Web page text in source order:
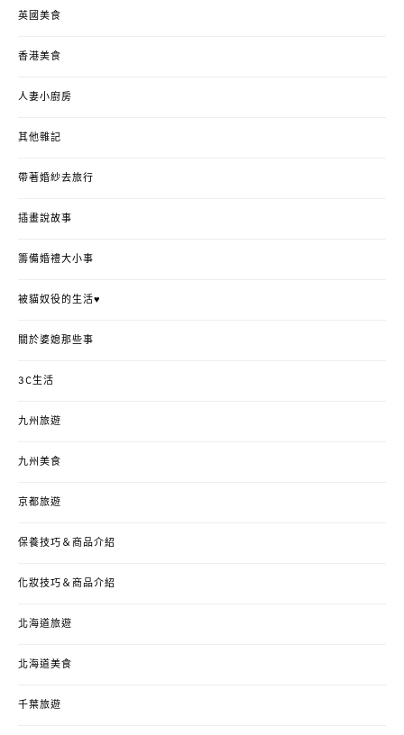
英國美食
香港美食
人妻小廚房
其他雜記
帶著婚紗去旅行
插畫說故事
籌備婚禮大小事
被貓奴役的生活♥
關於婆媳那些事
3C生活
九州旅遊
九州美食
京都旅遊
保養技巧＆商品介紹
化妝技巧＆商品介紹
北海道旅遊
北海道美食
千葉旅遊